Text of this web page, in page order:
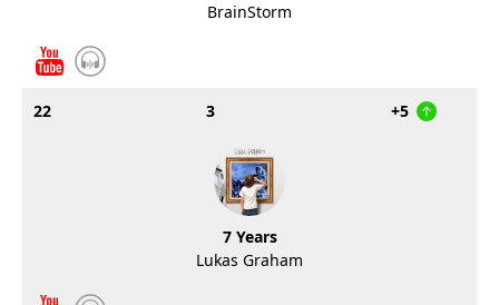
BrainStorm
22 3 +5
7 Years
Lukas Graham